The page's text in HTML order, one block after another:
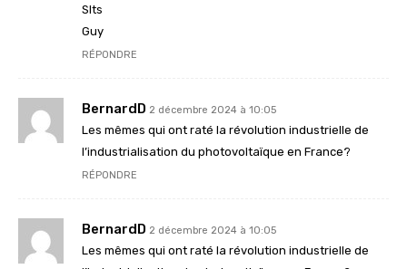
Slts
Guy
RÉPONDRE
BernardD 2 décembre 2024 à 10:05
Les mêmes qui ont raté la révolution industrielle de
l’industrialisation du photovoltaïque en France?
RÉPONDRE
BernardD 2 décembre 2024 à 10:05
Les mêmes qui ont raté la révolution industrielle de